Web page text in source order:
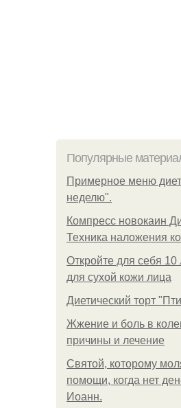
Популярные
Примерное меню
неделю".
Компресс новокаин
Техника наложения
Откройте для себя
для сухой кожи лица
Диетический торт
Жжение и боль в
причины и лечение
Святой, которому
помощи, когда нет
Иоанн.